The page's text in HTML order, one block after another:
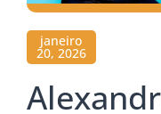
janeiro
20, 2026